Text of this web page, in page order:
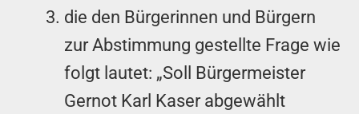
die den Bürgerinnen und Bürgern
zur Abstimmung gestellte Frage wie
folgt lautet: „Soll Bürgermeister
Gernot Karl Kaser abgewählt